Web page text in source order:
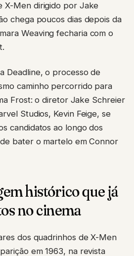
X-Men dirigido por Jake
chega poucos dias depois da
Weaving fecharia com o
Deadline, o processo de
caminho percorrido para
Frost: o diretor Jake Schreier
Studios, Kevin Feige, se
candidatos ao longo dos
bater o martelo em Connor
histórico que já
no cinema
dos quadrinhos de X-Men
em 1963, na revista